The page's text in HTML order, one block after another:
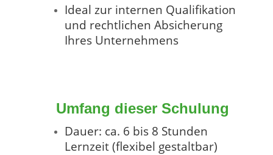
Ideal zur internen Qualifikation
und rechtlichen Absicherung
Ihres Unternehmens
Umfang dieser Schulung
Dauer: ca. 6 bis 8 Stunden
Lernzeit (flexibel gestaltbar)